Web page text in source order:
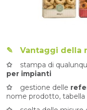
✎Vantaggi della
✩ stampa di
per impianti
✩ gestione delle
nome prodotto,